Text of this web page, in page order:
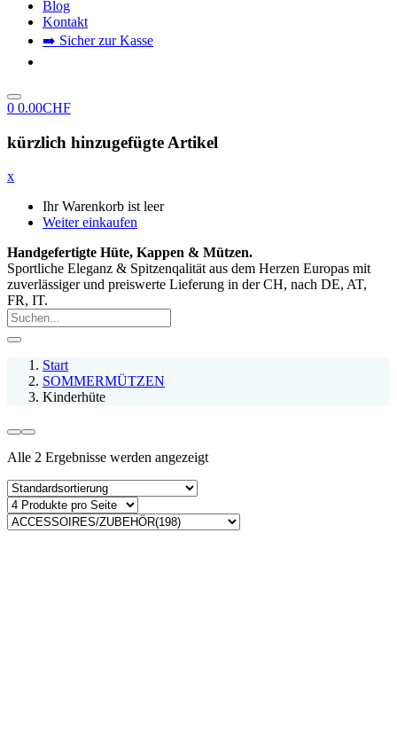
Blog
Kontakt
➡️ Sicher zur Kasse
0 0.00CHF
kürzlich hinzugefügte Artikel
x
Ihr Warenkorb ist leer
Weiter einkaufen
Handgefertigte Hüte, Kappen & Mützen.
Sportliche Eleganz & Spitzenqalität aus dem Herzen Europas mit
zuverlässiger und preiswerte Lieferung in der CH, nach DE, AT,
FR, IT.
Start
SOMMERMÜTZEN
Kinderhüte
Alle 2 Ergebnisse werden angezeigt